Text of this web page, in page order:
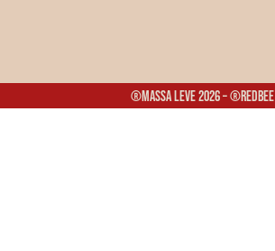
®Massa Leve 2026 – ®Redbee